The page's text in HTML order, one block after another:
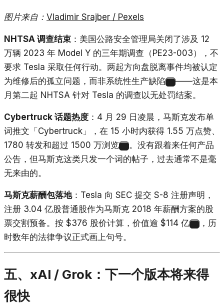
图片来自： Vladimir Srajber / Pexels
NHTSA 调查结束 ：美国公路安全管理局关闭了涉及 12
万辆 2023 年 Model Y 的三年期调查（PE23-003），不
要求 Tesla 采取任何行动。两起方向盘脱离事件均被认定
为维修后的孤立问题，而非系统性生产缺陷
——这是本
月第二起 NHTSA 针对 Tesla 的调查以无处罚结案。
Cybertruck 话题热度 ：4 月 29 日凌晨，马斯克发布单
词推文「Cybertruck」，在 15 小时内获得 1.55 万点赞、
1780 转发和超过 1500 万浏览
。没有跟着来任何产品
公告，但马斯克这类只发一个词的帖子，过去通常不是毫
无来由的。
马斯克薪酬包落地：Tesla 向 SEC 提交 S-8 注册声明，
注册 3.04 亿股普通股作为马斯克 2018 年薪酬方案的股
票交割预备。按 $376 股价计算，价值逾 $114 亿
，历
时数年的法律争议正式画上句号。
五、xAI / Grok：下一个版本将来得
很快